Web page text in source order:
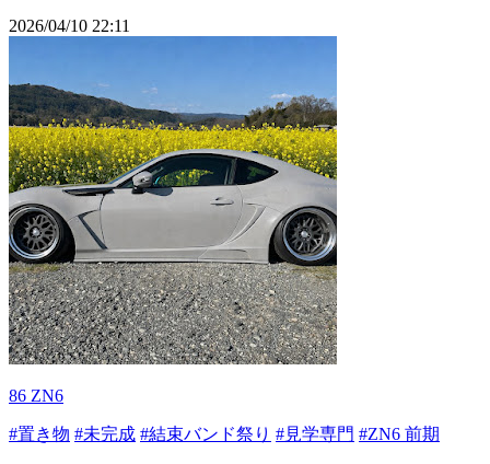
2026/04/10 22:11
86 ZN6
#置き物 #未完成 #結束バンド祭り #見学専門 #ZN6 前期